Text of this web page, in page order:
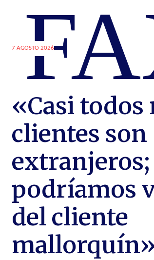
7 AGOSTO 2026
«Casi todos
clientes son
podríamos
del cliente
mallorquín»